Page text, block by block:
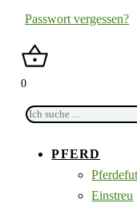
Passwort vergessen?
0
Ich
PFERD
Einstreu